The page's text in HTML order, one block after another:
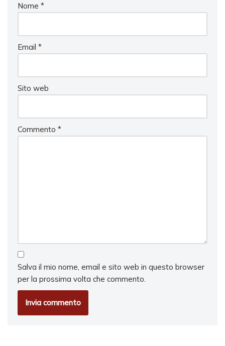
Nome *
Email *
Sito web
Commento *
Salva il mio nome, email e sito web in questo browser
per la prossima volta che commento.